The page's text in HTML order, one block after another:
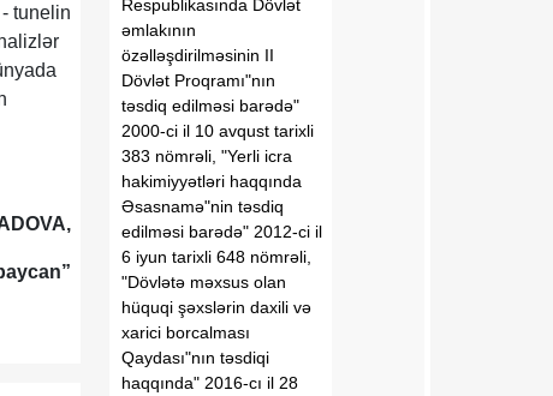
tunelin
Respublikasında Dövlət
əmlakının
özəlləşdirilməsinin II
Dövlət Proqramı"nın
təsdiq edilməsi barədə"
2000-ci il 10 avqust tarixli
383 nömrəli, "Yerli icra
hakimiyyətləri haqqında
Əsasnamə"nin təsdiq
edilməsi barədə" 2012-ci il
6 iyun tarixli 648 nömrəli,
"Dövlətə məxsus olan
hüquqi şəxslərin daxili və
xarici borcalması
Qaydası"nın təsdiqi
haqqında" 2016-cı il 28